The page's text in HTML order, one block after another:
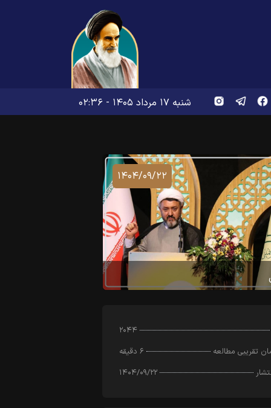
شنبه ۱۷ مرداد ۱۴۰۵ - ۰۲:۳۶
۱۴۰۴/۰۹/۲۲
۲۰۴۴
تقریبی مطالعه
۶ دقیقه
۱۴۰۴/۰۹/۲۲